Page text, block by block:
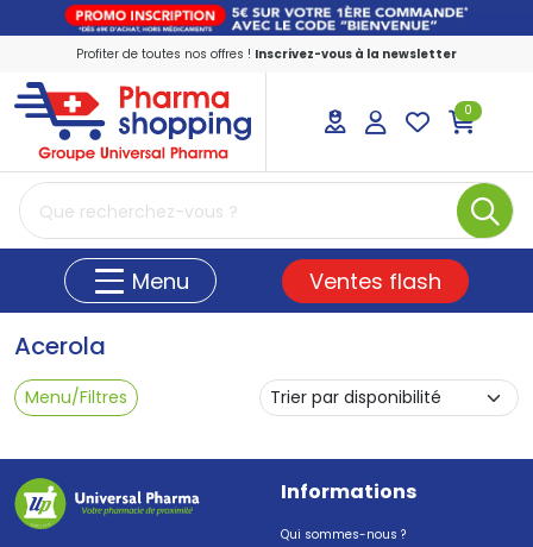
Profiter de toutes nos offres ! Inscrivez-vous à la newsletter
PharmaShopping Votre pharmacie en
0
Menu Ventes flash
Acerola
Menu/Filtres
Informations
Qui sommes-nous ?